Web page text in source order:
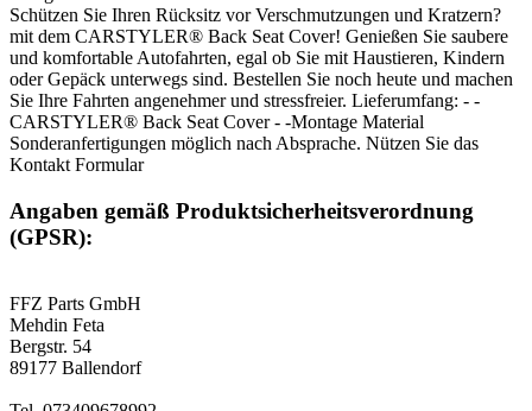
Schützen Sie Ihren Rücksitz vor Verschmutzungen und Kratzern?
mit dem CARSTYLER® Back Seat Cover! Genießen Sie saubere
und komfortable Autofahrten, egal ob Sie mit Haustieren, Kindern
oder Gepäck unterwegs sind. Bestellen Sie noch heute und machen
Sie Ihre Fahrten angenehmer und stressfreier. Lieferumfang: - -
CARSTYLER® Back Seat Cover - -Montage Material
Sonderanfertigungen möglich nach Absprache. Nützen Sie das
Kontakt Formular
Angaben gemäß Produktsicherheitsverordnung
(GPSR):
FFZ Parts GmbH
Mehdin Feta
Bergstr. 54
89177 Ballendorf